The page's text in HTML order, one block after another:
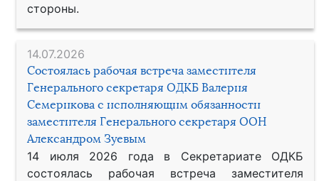
стороны.
14.07.2026
Состоялась рабочая встреча заместителя
Генерального секретаря ОДКБ Валерия
Семерикова с исполняющим обязанности
заместителя Генерального секретаря ООН
Александром Зуевым
14 июля 2026 года в Секретариате ОДКБ
состоялась рабочая встреча заместителя